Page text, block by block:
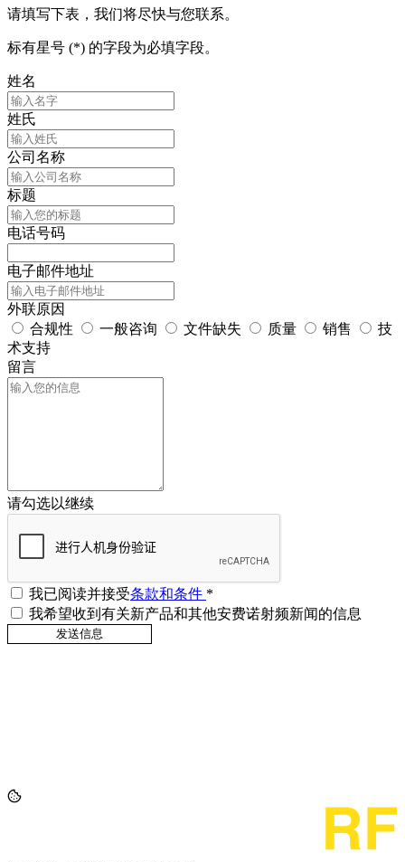
请填写下表，我们将尽快与您联系。
标有星号 (*) 的字段为必填字段。
姓名
姓氏
公司名称
标题
电话号码
电子邮件地址
外联原因
合规性
一般咨询 文件缺失 质量 销售
技
术支持
留言
请勾选以继续
我已阅读并接受条款和条件 *
我希望收到有关新产品和其他安费诺射频新闻的信息